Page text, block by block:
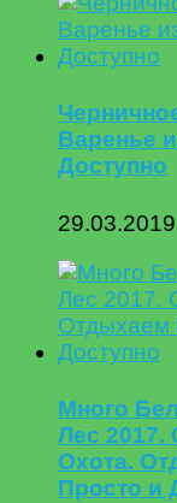
Варенье
Доступно
29.03.2019
Много
Лес 2017.
Охота.
Просто и